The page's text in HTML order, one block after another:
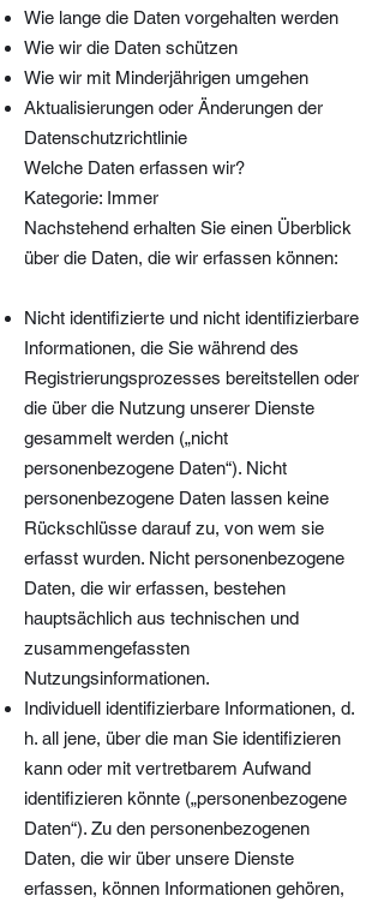
Wie lange die Daten vorgehalten werden
Wie wir die Daten schützen
Wie wir mit Minderjährigen umgehen
Aktualisierungen oder Änderungen der
Datenschutzrichtlinie
Welche Daten erfassen wir?
Kategorie: Immer
Nachstehend erhalten Sie einen Überblick
über die Daten, die wir erfassen können:
Nicht identifizierte und nicht identifizierbare
Informationen, die Sie während des
Registrierungsprozesses bereitstellen oder
die über die Nutzung unserer Dienste
gesammelt werden („nicht
personenbezogene Daten“). Nicht
personenbezogene Daten lassen keine
Rückschlüsse darauf zu, von wem sie
erfasst wurden. Nicht personenbezogene
Daten, die wir erfassen, bestehen
hauptsächlich aus technischen und
zusammengefassten
Nutzungsinformationen.
Individuell identifizierbare Informationen, d.
h. all jene, über die man Sie identifizieren
kann oder mit vertretbarem Aufwand
identifizieren könnte („personenbezogene
Daten“). Zu den personenbezogenen
Daten, die wir über unsere Dienste
erfassen, können Informationen gehören,